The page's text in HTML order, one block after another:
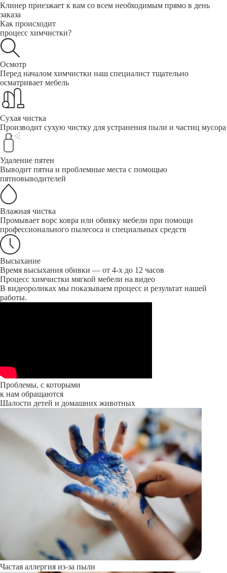
Клинер приезжает к вам со всем необходимым прямо в день
заказа
Как происходит
процесс химчистки?
Осмотр
Перед началом химчистки наш специалист тщательно
осматривает мебель
Сухая чистка
Производит сухую чистку для устранения пыли и частиц мусора
Удаление пятен
Выводит пятна и проблемные места с помощью
пятновыводителей
Влажная чистка
Промывает ворс ковра или обивку мебели при помощи
профессионального пылесоса и специальных средств
Высыхание
Время высыхания обивки — от 4-х до 12 часов
Процесс химчистки мягкой мебели на видео
В видеороликах мы показываем процесс и результат нашей
работы.
Проблемы, с которыми
к нам обращаются
Шалости детей и домашних животных
Частая аллергия из-за пыли